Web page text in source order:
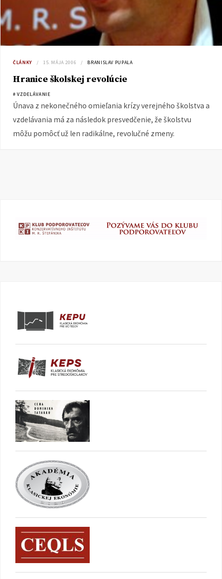
ČLÁNKY 15. MÁJA 2006 BRANISLAV PUPALA
Hranice školskej revolúcie
# VZDELÁVANIE
Únava z nekonečného omieľania krízy verejného školstva a
vzdelávania má za následok presvedčenie, že školstvu
môžu pomôcť už len radikálne, revolučné zmeny.